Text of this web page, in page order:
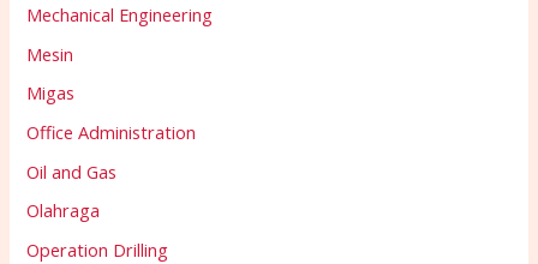
Mechanical Engineering
Mesin
Migas
Office Administration
Oil and Gas
Olahraga
Operation Drilling